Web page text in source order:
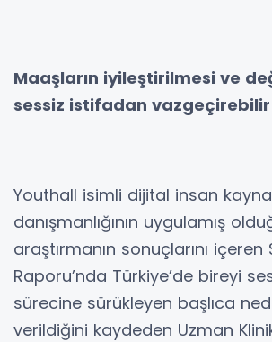
Maaşların iyileştirilmesi ve
sessiz istifadan vazgeçirebilir
Youthall isimli dijital insan
danışmanlığının uygulamış
araştırmanın sonuçlarını
Raporu’nda Türkiye’de bireyi
sürecine sürükleyen başlıca
verildiğini kaydeden Uzman